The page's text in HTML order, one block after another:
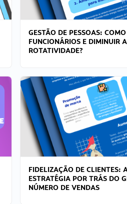
GESTÃO DE PESSOAS:
FUNCIONÁRIOS E DIMINUIR A
ROTATIVIDADE?
FIDELIZAÇÃO DE CLIENTES:
ESTRATÉGIA POR TRÁS DO
NÚMERO DE VENDAS